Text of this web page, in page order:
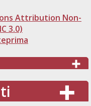
Attribution Non-
3.0)